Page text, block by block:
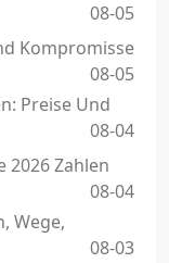
08-05
Kompromisse
08-05
Preise Und
08-04
2026 Zahlen
08-04
Wege,
08-03